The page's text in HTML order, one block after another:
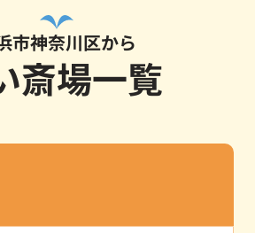
市神奈川区から
斎場一覧